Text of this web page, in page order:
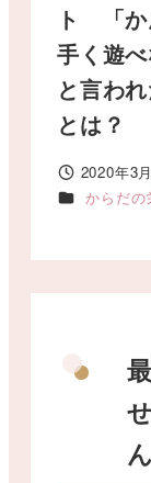
ト 「か
手く遊
と言わ
とは？
投稿日
2020年3
カテゴリー
からだの